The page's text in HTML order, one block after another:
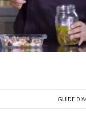
GUIDE